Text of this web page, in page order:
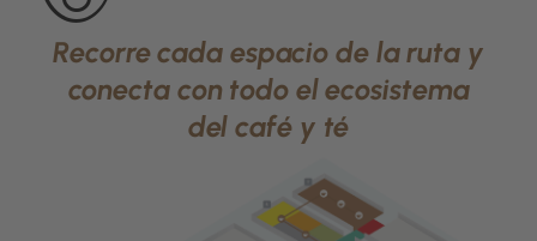
Recorre cada espacio de la ruta y
conecta con todo el ecosistema
del café y té